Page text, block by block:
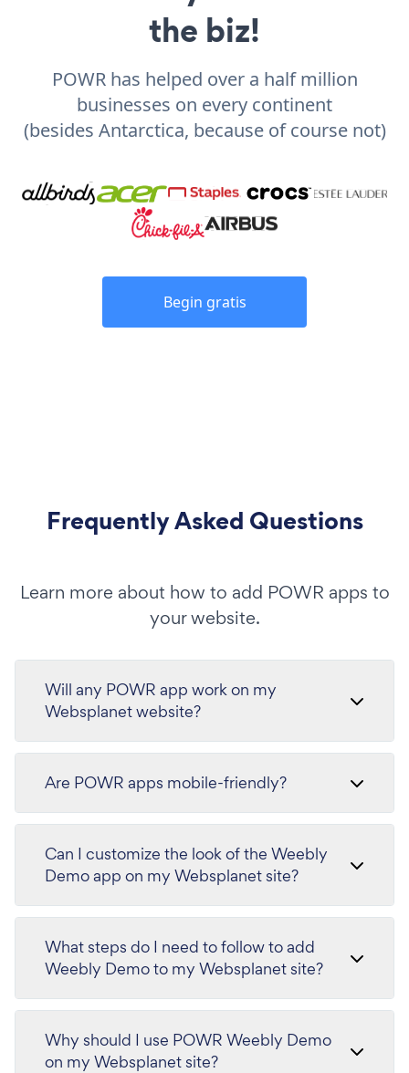
the biz!
POWR has helped over a half million
businesses on every continent
(besides Antarctica, because of course not)
Begin gratis
Frequently Asked Questions
Learn more about how to add POWR apps to
your website.
Will any POWR app work on my
Websplanet website?
Are POWR apps mobile-friendly?
Can I customize the look of the Weebly
Demo app on my Websplanet site?
What steps do I need to follow to add
Weebly Demo to my Websplanet site?
Why should I use POWR Weebly Demo
on my Websplanet site?